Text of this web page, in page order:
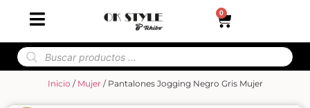
0
Inicio / Mujer/ Pantalones Jogging Negro Gris Mujer